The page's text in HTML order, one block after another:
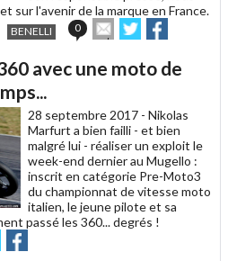
sur l'avenir de la marque en France.
BENELLI 0
Envoyer
cet
à
Partager
sur sur
avec une moto de
28 septembre 2017 - Nikolas
Marfurt a bien failli - et bien
malgré lui - réaliser un exploit le
week-end dernier au Mugello :
inscrit en catégorie Pre-Moto3
du championnat de vitesse moto
italien, le jeune pilote et sa
passé les 360... degrés !
Partager
sur